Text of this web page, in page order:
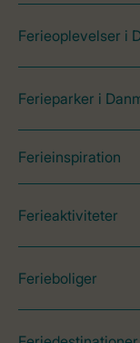
Ferieoplevelser i
Ferieparker i
Ferieinspiration
Ferieaktiviteter
Ferieboliger